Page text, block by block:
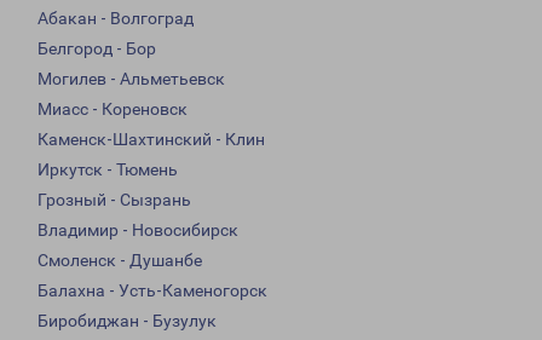
Абакан - Волгоград
Белгород - Бор
Могилев - Альметьевск
Миасс - Кореновск
Каменск-Шахтинский - Клин
Иркутск - Тюмень
Грозный - Сызрань
Владимир - Новосибирск
Смоленск - Душанбе
Балахна - Усть-Каменогорск
Биробиджан - Бузулук